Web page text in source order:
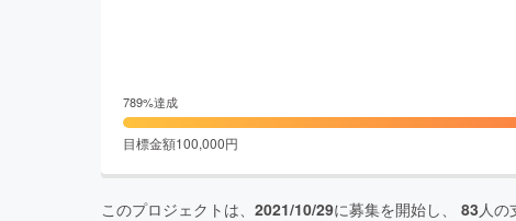
789%達成
目標金額100,000円
このプロジェクトは、 2021/10/29に募集を開始し、 83人の